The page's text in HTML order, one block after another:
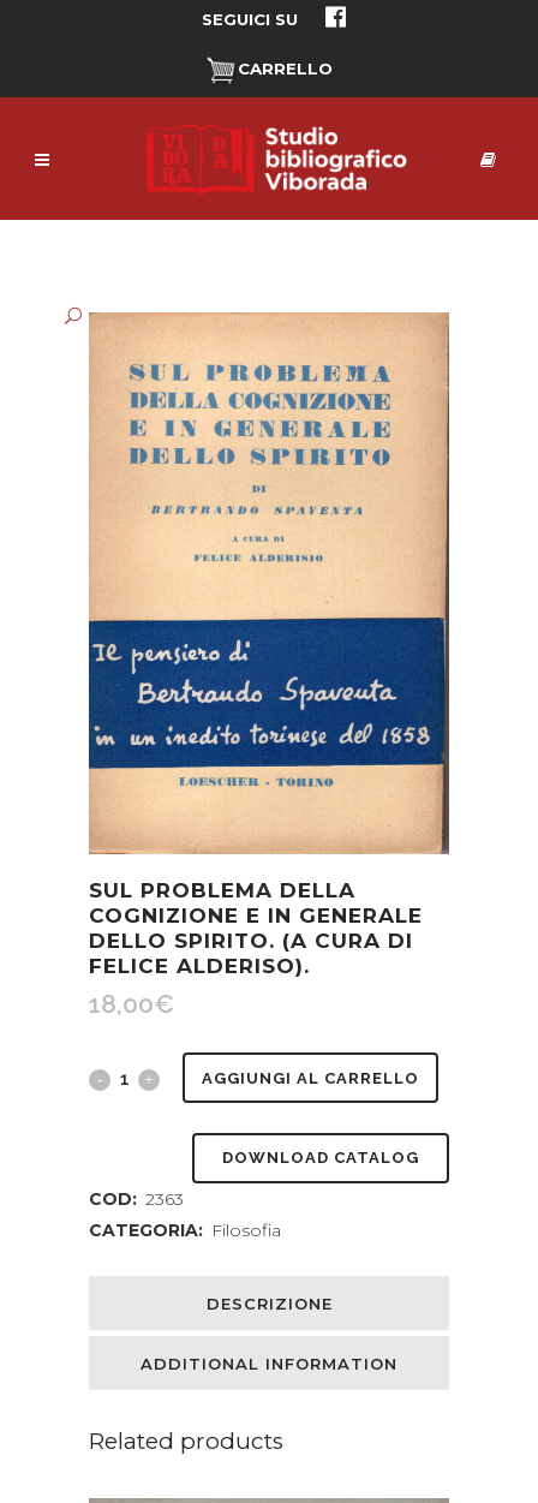
SEGUICI SU
CARRELLO
SUL PROBLEMA DELLA
COGNIZIONE E IN GENERALE
DELLO SPIRITO. (A CURA DI
FELICE ALDERISO).
18,00€
Sul
cognizione
spirito.
AGGIUNGI AL CARRELLO
DOWNLOAD CATALOG
COD: 2363
CATEGORIA: Filosofia
DESCRIZIONE
ADDITIONAL INFORMATION
Related products